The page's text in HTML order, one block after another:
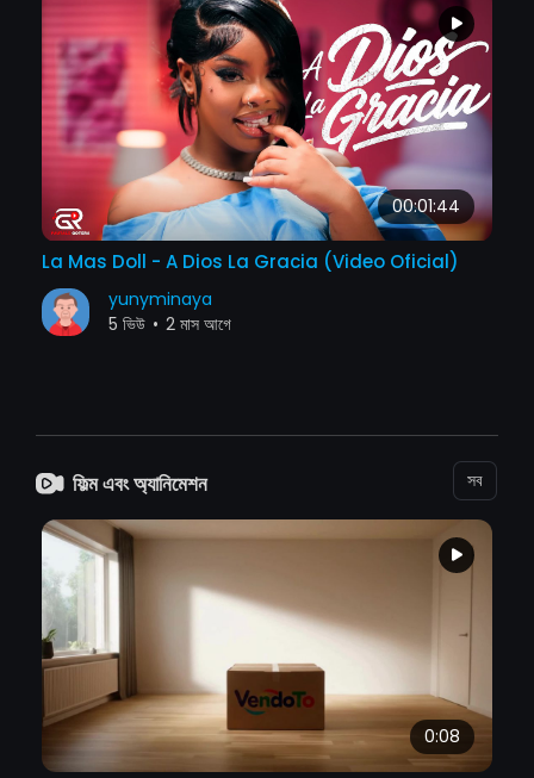
00:01:44
La Mas Doll - A Dios La Gracia (Video Oficial)
yunyminaya
5 ভিউ • 2 মাস আগে
ফিল্ম এবং অ্যানিমেশন সব
0:08